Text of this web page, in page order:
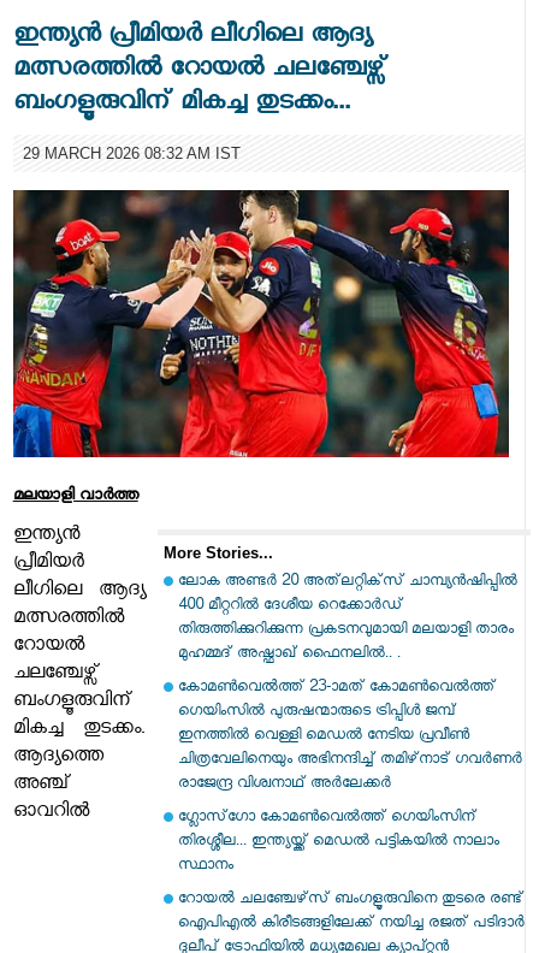
ഇന്ത്യന്‍ പ്രീമിയര്‍ ലീഗിലെ ആദ്യ
മത്സരത്തിൽ റോയല്‍ ചലഞ്ചേഴ്സ്
ബംഗളൂരുവിന് മികച്ച തുടക്കം...
29 MARCH 2026 08:32 AM IST
മലയാളി വാര്‍ത്ത
More Stories...
ലോക അണ്ടർ 20 അത്‌ലറ്റിക്‌സ് ചാമ്പ്യൻഷിപ്പിൽ
400 മീറ്ററിൽ ദേശീയ റെക്കോർഡ്
തിരുത്തിക്കുറിക്കുന്ന പ്രകടനവുമായി മലയാളി താരം
മുഹമ്മദ് അഷ്ഫാഖ് ഫൈനലിൽ.. .
കോമൺവെല്‍ത്ത് 23-ാമത് കോമൺ‌വെൽത്ത്
ഗെയിംസിൽ പുരുഷന്മാരുടെ ട്രിപ്പിൾ ജമ്പ്
ഇനത്തിൽ വെള്ളി മെഡൽ നേടിയ പ്രവീൺ
ചിത്രവേലിനെയും അഭിനന്ദിച്ച് തമിഴ്‌നാട് ഗവർണർ
രാജേന്ദ്ര വിശ്വനാഥ് അർലേക്കർ
ഗ്ലോസ്‌ഗോ കോമൺവെൽത്ത് ഗെയിംസിന്
തിരശ്ശീല... ഇന്ത്യയ്ക്ക് മെഡൽ പട്ടികയിൽ നാലാം
സ്ഥാനം
റോയല്‍ ചലഞ്ചേഴ്‌സ് ബംഗളൂരുവിനെ തുടരെ രണ്ട്
ഐപിഎല്‍ കിരീടങ്ങളിലേക്ക് നയിച്ച രജത് പടിദാര്‍
ഇന്ത്യന്‍
പ്രീമിയര്‍
ലീഗിലെ ആദ്യ
മത്സരത്തിൽ
റോയല്‍
ചലഞ്ചേഴ്സ്
ബംഗളൂരുവിന്
മികച്ച തുടക്കം.
ആദ്യത്തെ
അഞ്ച്
ഓവറിൽ